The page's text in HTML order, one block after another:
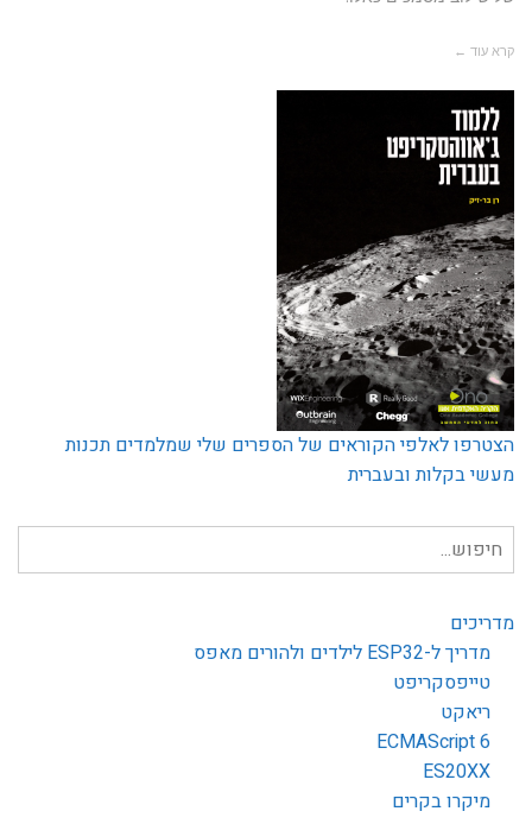
קרא עוד ←
הצטרפו לאלפי הקוראים של הספרים שלי שמלמדים תכנות
מעשי בקלות ובעברית
חיפוש
עבור:
מדריכים
מדריך ל-ESP32 לילדים ולהורים מאפס
טייפסקריפט
ריאקט
ECMAScript 6
ES20XX
מיקרו בקרים